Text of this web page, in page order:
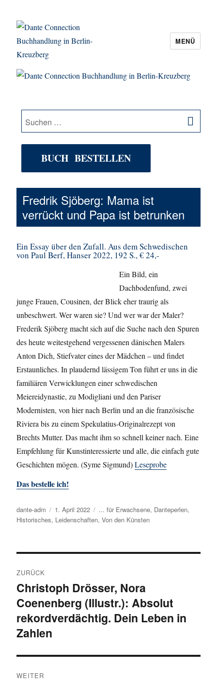
Dante Connection Buchhandlung in
MENÜ
Suche
nach:
BUCH BESTELLEN
Fredrik Sjöberg: Mama ist
verrückt und Papa ist betrunken
Ein Essay über den Zufall. Aus dem Schwedischen
von Paul Berf, Hanser 2022, 192 S., € 24,-
Ein Bild, ein
Dachbodenfund, zwei
junge Frauen, Cousinen, der Blick eher traurig als
unbeschwert. Wer waren sie? Und wer war der Maler?
Frederik Sjöberg macht sich auf die Suche nach den Spuren
des heute weitestgehend vergessenen dänischen Malers
Anton Dich, Stiefvater eines der Mädchen – und findet
Erstaunliches. In plaudernd lässigem Ton führt er uns in die
familiären Verwicklungen einer schwedischen
Meiereidynastie, zu Modigliani und den Pariser
Modernisten, von hier nach Berlin und an die französische
Riviera bis zu einem Spekulatius-Originalrezept von
Brechts Mutter. Das macht ihm so schnell keiner nach. Eine
Empfehlung für Kunstinteressierte und alle, die einfach gute
Geschichten mögen. (Syme Sigmund)Leseprobe
Das bestelle ich!
Autor
dante-adm
Veröffentlicht
am
1. April 2022 Kategorien
... für Erwachsene, Danteperlen,
Historisches, Leidenschaften,Von den Künsten
ZURÜCK
Vorheriger
Beitrag:
Christoph Drösser, Nora
Coenenberg (Illustr.): Absolut
rekordverdächtig. Dein Leben in
Zahlen
WEITER